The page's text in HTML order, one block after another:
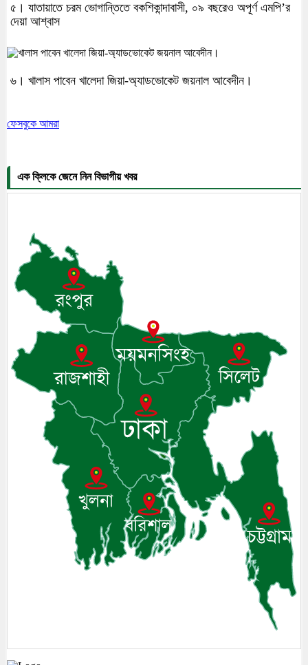
৫। যাতায়াতে চরম ভোগান্তিতে বকশিকান্দাবাসী, ০৯ বছরেও অপূর্ণ এমপি’র
দেয়া আশ্বাস
৬। খালাস পাবেন খালেদা জিয়া-অ্যাডভোকেট জয়নাল আবেদীন।
ফেসবুকে আমরা
এক ক্লিকে জেনে নিন বিভাগীয় খবর